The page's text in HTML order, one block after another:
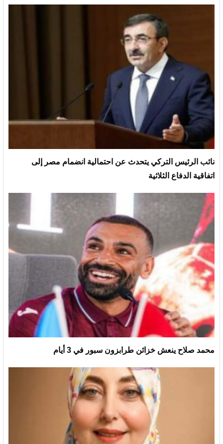
نائب الرئيس التركي يتحدث عن احتمالية انضمام مصر إلى
اتفاقية الدفاع الثلاثية
محمد صلاح ينعش خزائن طرابزون سبور في 3 أيام